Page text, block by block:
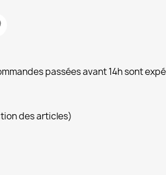
passées avant 14h sont
des articles)